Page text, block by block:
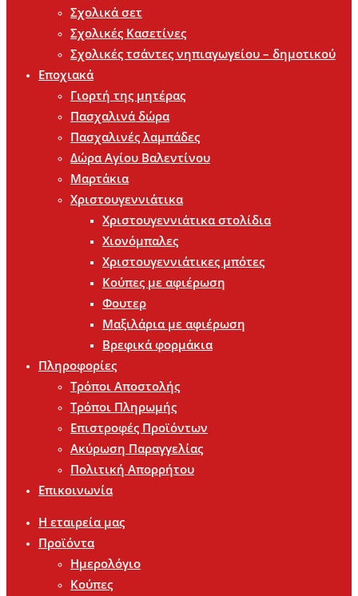
Σχολικά σετ
Σχολικές Κασετίνες
Σχολικές τσάντες νηπιαγωγείου – δημοτικού
Εποχιακά
Γιορτή της μητέρας
Πασχαλινά δώρα
Πασχαλινές λαμπάδες
Δώρα Αγίου Βαλεντίνου
Μαρτάκια
Χριστουγεννιάτικα
Χριστουγεννιάτικα στολίδια
Χιονόμπαλες
Χριστουγεννιάτικες μπότες
Κούπες με αφιέρωση
Φουτερ
Μαξιλάρια με αφιέρωση
Βρεφικά φορμάκια
Πληροφορίες
Τρόποι Αποστολής
Τρόποι Πληρωμής
Επιστροφές Προϊόντων
Ακύρωση Παραγγελίας
Πολιτική Απορρήτου
Επικοινωνία
Η εταιρεία μας
Προϊόντα
Ημερολόγιο
Κούπες